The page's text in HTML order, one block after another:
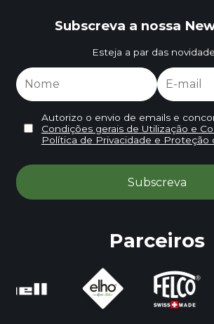
Subscreva a nossa
Esteja a par das
Autorizo o envio de emails e
Condições gerais de Utilização e
Política de Privacidade e Proteção
Parceiros